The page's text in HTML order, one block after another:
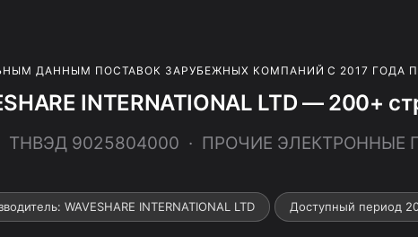
ДАННЫМ ПОСТАВОК ЗАРУБЕЖНЫХ КОМПАНИЙ С 2017 ГОДА
INTERNATIONAL LTD — 200+
ТНВЭД 9025804000 · ПРОЧИЕ ЭЛЕКТРОННЫЕ
WAVESHARE INTERNATIONAL LTD Доступный период